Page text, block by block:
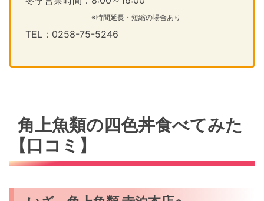
※時間延長・短縮の場合あり
TEL：0258-75-5246
角上魚類の四色丼食べてみた
【口コミ】